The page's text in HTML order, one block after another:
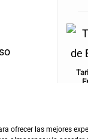
ofrecer las mejores